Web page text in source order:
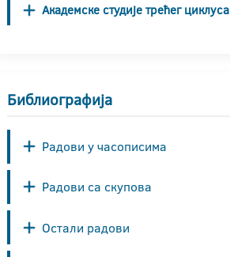
Академске студије трећег циклуса
Библиографија
Радови у часописима
Радови са скупова
Остали радови